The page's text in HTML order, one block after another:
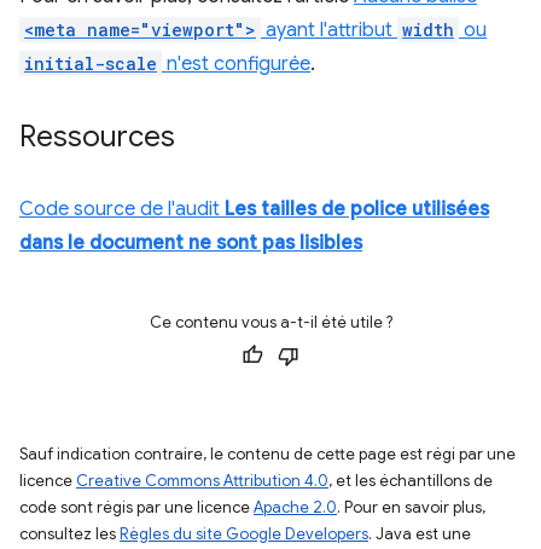
<meta name="viewport"> ayant l'attribut width ou
initial-scale n'est configurée.
Ressources
Code source de l'audit Les tailles de police utilisées
dans le document ne sont pas lisibles
Ce contenu vous a-t-il été utile ?
Sauf indication contraire, le contenu de cette page est régi par une
licence Creative Commons Attribution 4.0, et les échantillons de
code sont régis par une licenceApache 2.0. Pour en savoir plus,
consultez lesRègles du site Google Developers. Java est une